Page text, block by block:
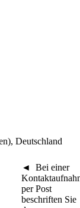
Deutschland
◄
Bei einer
per Post
beschriften Sie